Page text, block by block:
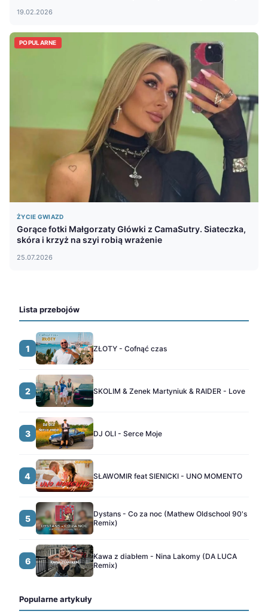
19.02.2026
POPULARNE
ŻYCIE GWIAZD
Gorące fotki Małgorzaty Główki z CamaSutry. Siateczka,
skóra i krzyż na szyi robią wrażenie
25.07.2026
Lista przebojów
1 ZŁOTY - Cofnąć czas
2 SKOLIM & Zenek Martyniuk & RAIDER - Love
3 DJ OLI - Serce Moje
4 SŁAWOMIR feat SIENICKI - UNO MOMENTO
5
Dystans - Co za noc (Mathew Oldschool 90's
Remix)
6
Kawa z diabłem - Nina Lakomy (DA LUCA
Remix)
Popularne artykuły